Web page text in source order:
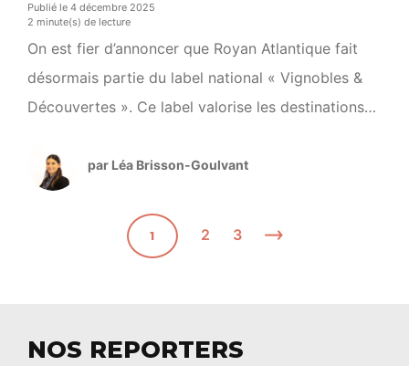
Publié le 4 décembre 2025
2 minute(s) de lecture
On est fier d’annoncer que Royan Atlantique fait
désormais partie du label national « Vignobles &
Découvertes ». Ce label valorise les destinations
et de qualité : domaines viticoles, activités de
loisirs, patrimoine culturel, hébergements,
restauration, évènements… Un vrai gage de
reconnaissance et de visibilité auprès des visiteurs
par Léa Brisson-Goulvant
1 2 3
NOS REPORTERS